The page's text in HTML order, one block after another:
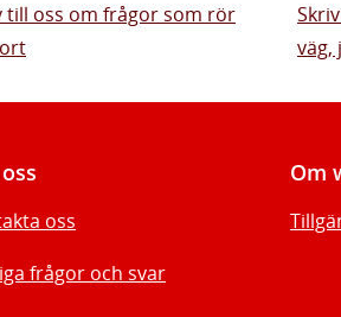
till oss om frågor som rör
väg,
oss
frågor och svar
Om